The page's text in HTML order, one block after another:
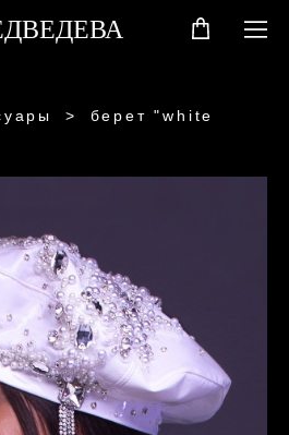
>
берет "white